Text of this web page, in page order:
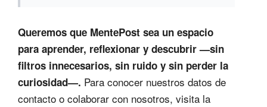
Queremos que MentePost sea un espacio
para aprender, reflexionar y descubrir —sin
filtros innecesarios, sin ruido y sin perder la
curiosidad—. Para conocer nuestros datos de
contacto o colaborar con nosotros, visita la